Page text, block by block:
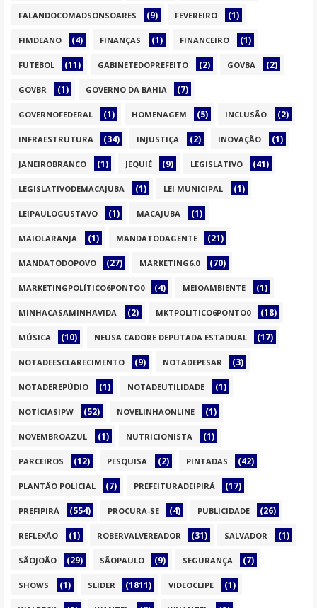
FALANDOCOMADSONSOARES (9) FEVEREIRO (1)
FIMDEANO (4) FINANÇAS (1) FINANCEIRO (1)
FUTEBOL (11) GABINETEDOPREFEITO (2) GOVBA (2)
GOVBR (1) GOVERNO DA BAHIA (7)
GOVERNOFEDERAL (1) HOMENAGEM (5) INCLUSÃO (2)
INFRAESTRUTURA (34) INJUSTIÇA (2) INOVAÇÃO (1)
JANEIROBRANCO (1) JEQUIÉ (9) LEGISLATIVO (41)
LEGISLATIVODEMACAJUBA (1) LEI MUNICIPAL (1)
LEIPAULOGUSTAVO (1) MACAJUBA (1)
MAIOLARANJA (1) MANDATODAGENTE (21)
MANDATODOPOVO (27) MARKETING6.0 (70)
MARKETINGPOLÍTICO6PONTO0 (4) MEIOAMBIENTE (1)
MINHACASAMINHAVIDA (2) MKTPOLITICO6PONTO0 (18)
MÚSICA (10) NEUSA CADORE DEPUTADA ESTADUAL (17)
NOTADEESCLARECIMENTO (9) NOTADEPESAR (3)
NOTADEREPÚDIO (1) NOTADEUTILIDADE (1)
NOTÍCIASIPW (52) NOVELINHAONLINE (1)
NOVEMBROAZUL (1) NUTRICIONISTA (1)
PARCEIROS (12) PESQUISA (2) PINTADAS (42)
PLANTÃO POLICIAL (7) PREFEITURADEIPIRÁ (17)
PREFIPIRÁ (554) PROCURA-SE (4) PUBLICIDADE (26)
REFLEXÃO (1) ROBERVALVEREADOR (31) SALVADOR (1)
SÃOJOÃO (29) SÃOPAULO (9) SEGURANÇA (7)
SHOWS (1) SLIDER (1811) VIDEOCLIPE (1)